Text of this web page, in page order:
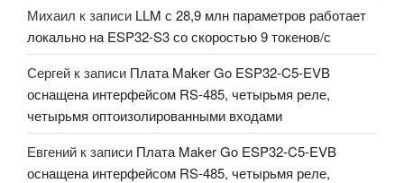
Михаил к записи LLM с 28,9 млн параметров работает
локально на ESP32-S3 со скоростью 9 токенов/с
Сергей к записи Плата Maker Go ESP32-C5-EVB
оснащена интерфейсом RS-485, четырьмя реле,
четырьмя оптоизолированными входами
Евгений к записи Плата Maker Go ESP32-C5-EVB
оснащена интерфейсом RS-485, четырьмя реле,